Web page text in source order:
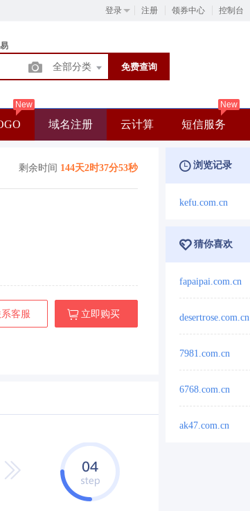
登录 注册 领券中心 控制台
全部分类 免费查询
New
域名注册 云计算 短信服务
New
剩余时间 144天2时37分53秒
立即购买
客服
浏览记录
kefu.com.cn
猜你喜欢
fapaipai.com.cn
desertrose.com.cn
7981.com.cn
6768.com.cn
ak47.com.cn